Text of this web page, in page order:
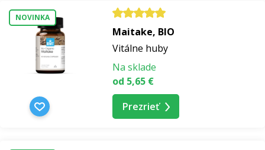
NOVINKA
Maitake, BIO
Vitálne huby
Na sklade
od 5,65 €
Prezrieť